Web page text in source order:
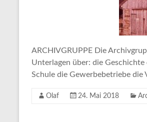
ARCHIVGRUPPE Die
Unterlagen über: die
Schule die Gewerbebetriebe
Olaf 24. Mai 2018